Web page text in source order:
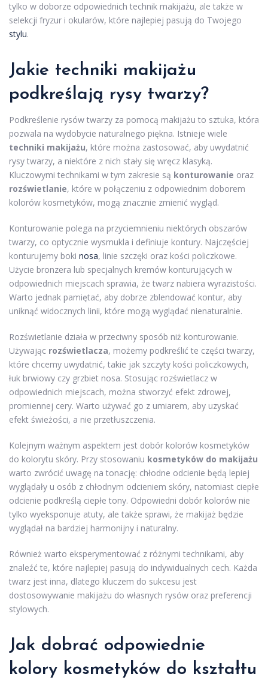
tylko w doborze odpowiednich technik makijażu, ale także w
selekcji fryzur i okularów, które najlepiej pasują do Twojego
stylu.
Jakie techniki makijażu
podkreślają rysy twarzy?
Podkreślenie rysów twarzy za pomocą makijażu to sztuka, która
pozwala na wydobycie naturalnego piękna. Istnieje wiele
techniki makijażu, które można zastosować, aby uwydatnić
rysy twarzy, a niektóre z nich stały się wręcz klasyką.
Kluczowymi technikami w tym zakresie są konturowanie oraz
rozświetlanie, które w połączeniu z odpowiednim doborem
kolorów kosmetyków, mogą znacznie zmienić wygląd.
Konturowanie polega na przyciemnieniu niektórych obszarów
twarzy, co optycznie wysmukla i definiuje kontury. Najczęściej
konturujemy boki nosa, linie szczęki oraz kości policzkowe.
Użycie bronzera lub specjalnych kremów konturujących w
odpowiednich miejscach sprawia, że twarz nabiera wyrazistości.
Warto jednak pamiętać, aby dobrze zblendować kontur, aby
uniknąć widocznych linii, które mogą wyglądać nienaturalnie.
Rozświetlanie działa w przeciwny sposób niż konturowanie.
Używając rozświetlacza, możemy podkreślić te części twarzy,
które chcemy uwydatnić, takie jak szczyty kości policzkowych,
łuk brwiowy czy grzbiet nosa. Stosując rozświetlacz w
odpowiednich miejscach, można stworzyć efekt zdrowej,
promiennej cery. Warto używać go z umiarem, aby uzyskać
efekt świeżości, a nie przetłuszczenia.
Kolejnym ważnym aspektem jest dobór kolorów kosmetyków
do kolorytu skóry. Przy stosowaniu kosmetyków do makijażu
warto zwrócić uwagę na tonację: chłodne odcienie będą lepiej
wyglądały u osób z chłodnym odcieniem skóry, natomiast ciepłe
odcienie podkreślą ciepłe tony. Odpowiedni dobór kolorów nie
tylko wyeksponuje atuty, ale także sprawi, że makijaż będzie
wyglądał na bardziej harmonijny i naturalny.
Również warto eksperymentować z różnymi technikami, aby
znaleźć te, które najlepiej pasują do indywidualnych cech. Każda
twarz jest inna, dlatego kluczem do sukcesu jest
dostosowywanie makijażu do własnych rysów oraz preferencji
stylowych.
Jak dobrać odpowiednie
kolory kosmetyków do kształtu